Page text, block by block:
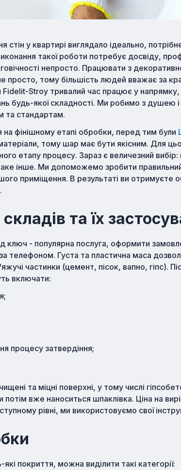
у квартирі виглядало ідеально,
такої роботи потребує досвіду,
непросто. Працювати з
просто, тому більшість людей вважає за
Fidelit-Stroy тривалий час працює у
будь-якої складності. Ми робимо з душею
та стандартам.
на фінішному етапі обробки, перед тим були
тому шар має бути якісним. Для
етапу процесу. Зараз є величезний вибір:
таке інше. Ми допоможемо зробити
приміщення. В результаті ви отримуєте
та їх
ключ - популярна послуга, оформити
телефоном. Густа та пластична маса
частинки (цемент, пісок, вапно, гіпс).
включати:
процесу затвердіння;
та міцні поверхні, у тому числі
потім вже наноситься шпаклівка. Ціна на
рівні, ми використовуємо свої
покриття, можна виділити такі категорії: